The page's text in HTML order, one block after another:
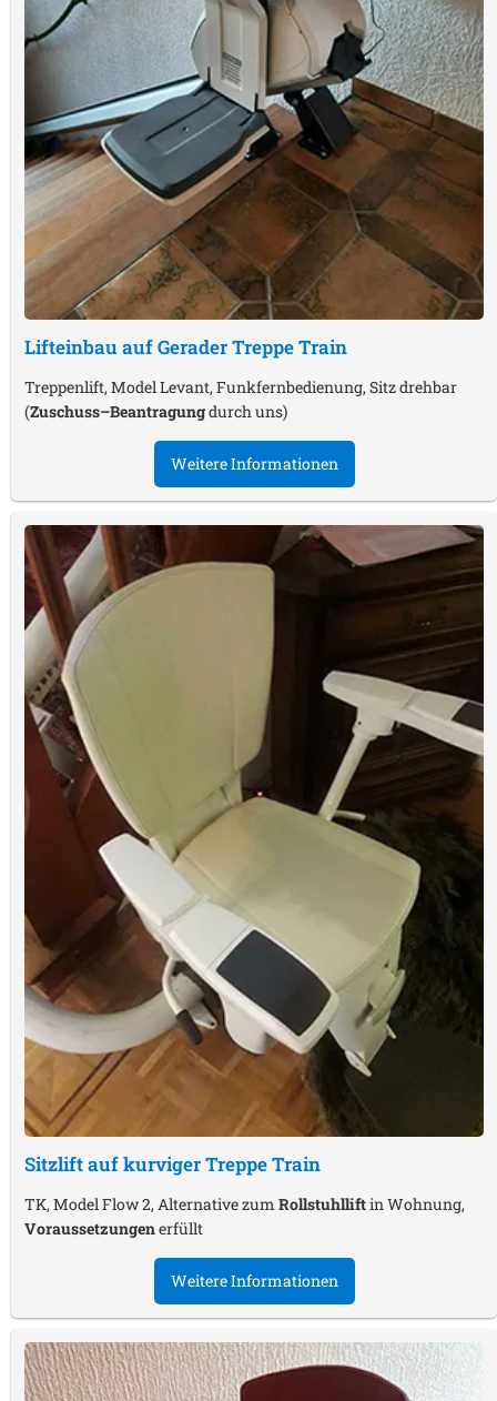
Lifteinbau auf Gerader TreppeTrain
Treppenlift, Model Levant, Funkfernbedienung, Sitz drehbar
(Zuschuss–Beantragungdurch uns)
Weitere Informationen
Sitzlift auf kurviger TreppeTrain
TK, Model Flow 2, Alternative zum Rollstuhlliftin Wohnung,
Voraussetzungenerfüllt
Weitere Informationen